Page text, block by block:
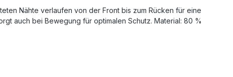
Nähte verlaufen von der Front bis zum Rücken für eine
auch bei Bewegung für optimalen Schutz. Material: 80 %